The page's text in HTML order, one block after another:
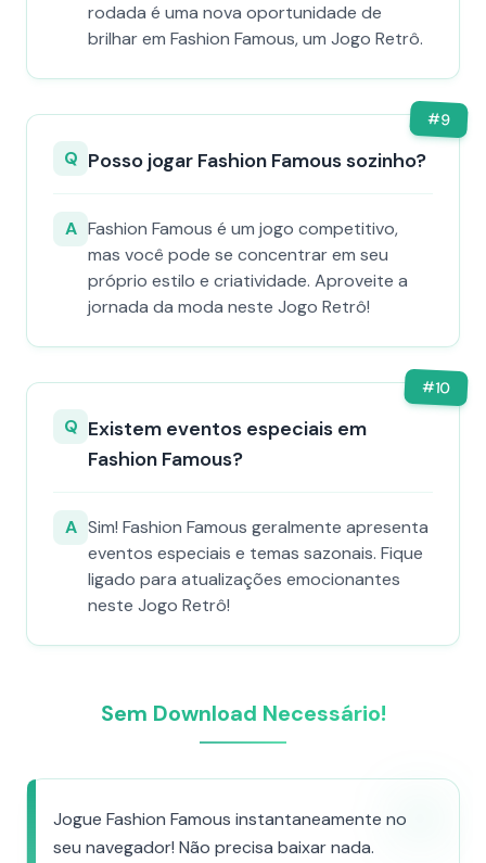
rodada é uma nova oportunidade de
brilhar em Fashion Famous, um Jogo Retrô.
#9
Q Posso jogar Fashion Famous sozinho?
A Fashion Famous é um jogo competitivo,
mas você pode se concentrar em seu
próprio estilo e criatividade. Aproveite a
jornada da moda neste Jogo Retrô!
#10
Q Existem eventos especiais em
Fashion Famous?
A Sim! Fashion Famous geralmente apresenta
eventos especiais e temas sazonais. Fique
ligado para atualizações emocionantes
neste Jogo Retrô!
Sem Download Necessário!
Jogue Fashion Famous instantaneamente no
seu navegador! Não precisa baixar nada.